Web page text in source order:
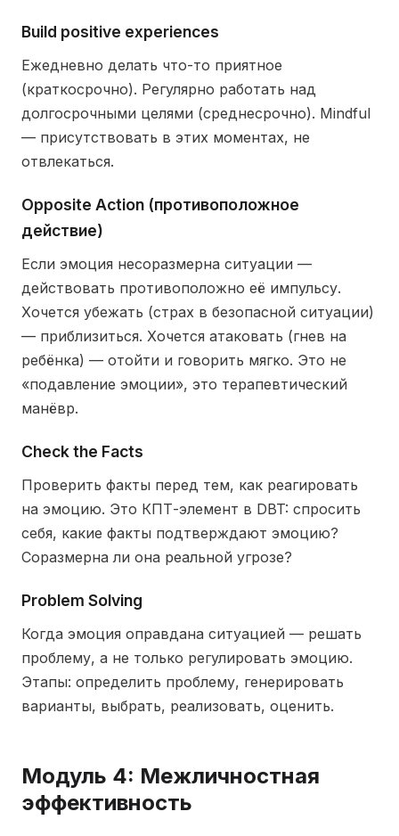
Build positive experiences
Ежедневно делать что-то приятное
(краткосрочно). Регулярно работать над
долгосрочными целями (среднесрочно). Mindful
— присутствовать в этих моментах, не
отвлекаться.
Opposite Action (противоположное
действие)
Если эмоция несоразмерна ситуации —
действовать противоположно её импульсу.
Хочется убежать (страх в безопасной ситуации)
— приблизиться. Хочется атаковать (гнев на
ребёнка) — отойти и говорить мягко. Это не
«подавление эмоции», это терапевтический
манёвр.
Check the Facts
Проверить факты перед тем, как реагировать
на эмоцию. Это КПТ-элемент в DBT: спросить
себя, какие факты подтверждают эмоцию?
Соразмерна ли она реальной угрозе?
Problem Solving
Когда эмоция оправдана ситуацией — решать
проблему, а не только регулировать эмоцию.
Этапы: определить проблему, генерировать
варианты, выбрать, реализовать, оценить.
Модуль 4: Межличностная
эффективность